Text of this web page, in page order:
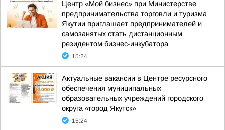
Центр «Мой бизнес» при Министерстве
предпринимательства торговли и туризма
Якутии приглашает предпринимателей и
самозанятых стать дистанционным
резидентом бизнес-инкубатора
15:24
Актуальные вакансии в Центре ресурсного
обеспечения муниципальных
образовательных учреждений городского
округа «город Якутск»
15:24